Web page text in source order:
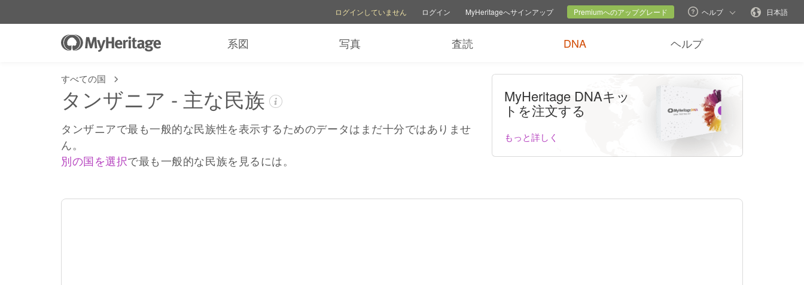
現在のサイト言語変更
ログインしていません ログイン MyHeritageへサインアップ Premiumへのアップグレード ヘルプ 日本語
系図 写真 査読 DNA ヘルプ
すべての国
タンザニア - 主な民族
タンザニアで最も一般的な民族性を表示するためのデータはまだ十分ではありませ
ん。
別の国を選択で最も一般的な民族を見るには。
MyHeritage DNAキッ
トを注文する
もっと詳しく